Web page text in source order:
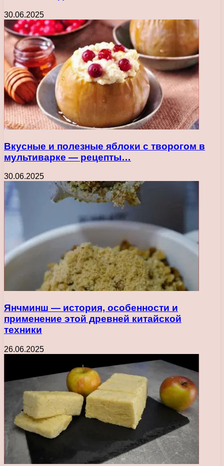
30.06.2025
Вкусные и полезные яблоки с творогом в
мультиварке — рецепты…
30.06.2025
Янчминш — история, особенности и
применение этой древней китайской
техники
26.06.2025